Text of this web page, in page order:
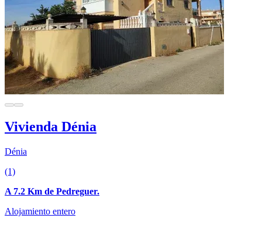
Vivienda Dénia
Dénia
(1)
A 7.2 Km de Pedreguer.
Alojamiento entero